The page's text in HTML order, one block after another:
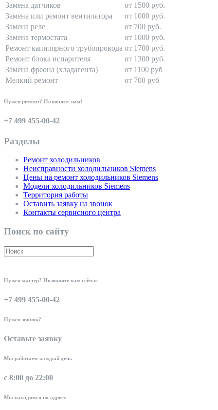
Замена датчиков
от 1500 руб.
Замена или ремонт вентилятора
от 1000 руб.
Замена реле
от 700 руб.
Замена термостата
от 1000 руб.
Ремонт капилярного трубопровода от 1700 руб.
Ремонт блока испарителя
от 1300 руб.
Замена фреона (хладагента)
от 1100 руб
Мелкий ремонт
от 700 руб
Нужен ремонт? Позвоните нам!
+7 499 455-00-42
Разделы
Ремонт холодильников
Неисправности холодильников Siemens
Цены на ремонт холодильников Siemens
Модели холодильников Siemens
Территория работы
Оставить заявку на звонок
Контакты сервисного центра
Поиск по сайту
Нужен мастер? Позвоните нам сейчас
+7 499 455-00-42
Нужен звонок?
Оставьте заявку
Мы работаем каждый день
с 8:00 до 22:00
Мы находимся по адресу